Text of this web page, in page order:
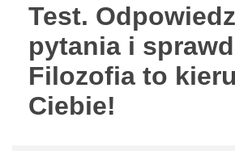
Test.
pytania i
Filozofia to
Ciebie!